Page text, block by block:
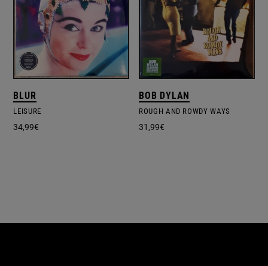
BLUR
LEISURE
34,99€
BOB DYLAN
ROUGH AND ROWDY WAYS
31,99€